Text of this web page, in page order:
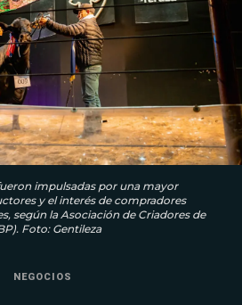
impulsadas por una mayor
y el interés de compradores
según la Asociación de Criadores de
Foto: Gentileza
NEGOCIOS